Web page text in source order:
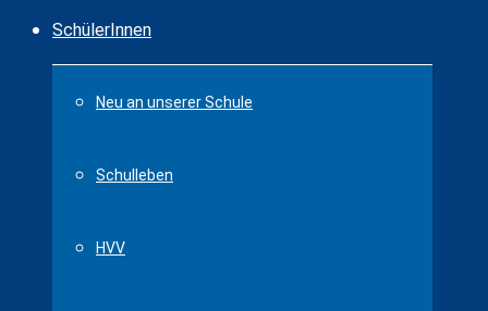
SchülerInnen
Neu an unserer Schule
Schulleben
HVV